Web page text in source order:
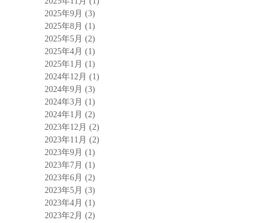
2025年9月 (3)
2025年8月 (1)
2025年5月 (2)
2025年4月 (1)
2025年1月 (1)
2024年12月 (1)
2024年9月 (3)
2024年3月 (1)
2024年1月 (2)
2023年12月 (2)
2023年11月 (2)
2023年9月 (1)
2023年7月 (1)
2023年6月 (2)
2023年5月 (3)
2023年4月 (1)
2023年2月 (2)